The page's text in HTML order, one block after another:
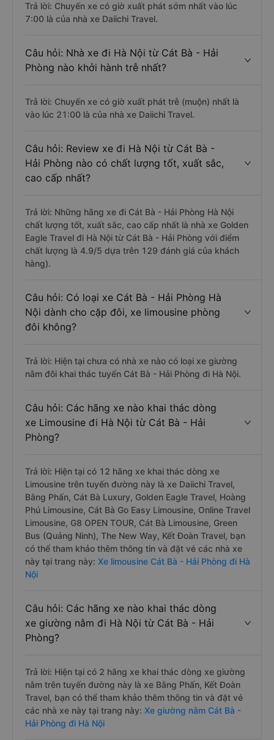
Trả lời: Chuyến xe có giờ xuất phát sớm nhất vào lúc
7:00 là của nhà xe Daiichi Travel.
Câu hỏi: Nhà xe đi Hà Nội từ Cát Bà - Hải
Phòng nào khởi hành trễ nhất?
Trả lời: Chuyến xe có giờ xuất phát trễ (muộn) nhất là
vào lúc 21:00 là của nhà xe Daiichi Travel.
Câu hỏi: Review xe đi Hà Nội từ Cát Bà -
Hải Phòng nào có chất lượng tốt, xuất sắc,
cao cấp nhất?
Trả lời: Những hãng xe đi Cát Bà - Hải Phòng Hà Nội
chất lượng tốt, xuất sắc, cao cấp nhất là nhà xe Golden
Eagle Travel đi Hà Nội từ Cát Bà - Hải Phòng với điểm
chất lượng là 4.9/5 dựa trên 129 đánh giá của khách
hàng).
Câu hỏi: Có loại xe Cát Bà - Hải Phòng Hà
Nội dành cho cặp đôi, xe limousine phòng
đôi không?
Trả lời: Hiện tại chưa có nhà xe nào có loại xe giường
nằm đôi khai thác tuyến Cát Bà - Hải Phòng đi Hà Nội.
Câu hỏi: Các hãng xe nào khai thác dòng
xe Limousine đi Hà Nội từ Cát Bà - Hải
Phòng?
Trả lời: Hiện tại có 12 hãng xe khai thác dòng xe
Limousine trên tuyến đường này là xe Daiichi Travel,
Bằng Phấn, Cát Bà Luxury, Golden Eagle Travel, Hoàng
Phú Limousine, Cát Bà Go Easy Limousine, Online Travel
Limousine, G8 OPEN TOUR, Cát Bà Limousine, Green
Bus (Quảng Ninh), The New Way, Kết Đoàn Travel, bạn
có thể tham khảo thêm thông tin và đặt vé các nhà xe
này tại trang này: Xe limousine Cát Bà - Hải Phòng đi Hà
Nội
Câu hỏi: Các hãng xe nào khai thác dòng
xe giường nằm đi Hà Nội từ Cát Bà - Hải
Phòng?
Trả lời: Hiện tại có 2 hãng xe khai thác dòng xe giường
nằm trên tuyến đường này là xe Bằng Phấn, Kết Đoàn
Travel, bạn có thể tham khảo thêm thông tin và đặt vé
các nhà xe này tại trang này: Xe giường nằm Cát Bà -
Hải Phòng đi Hà Nội